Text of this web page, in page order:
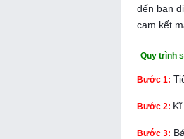
đến bạn
cam kết
Quy trình
Bước 1:
Bước 2:
Bước 3: